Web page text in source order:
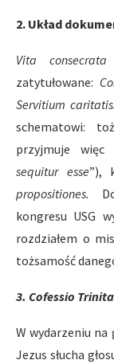
2. Układ
Vita consecrata
zatytułowane:
Servitium caritatis.
schematowi:
przyjmuje więc
sequitur esse”),
propositiones.
kongresu USG
rozdziałem o
tożsamość
3. Cofessio
W wydarzeniu na
Jezus słucha